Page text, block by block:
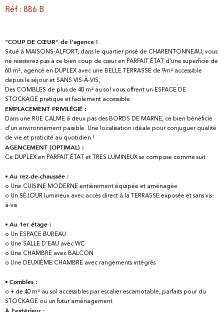
Réf : 886 B
"COUP DE CŒUR" de l’agence !
Situé à MAISONS-ALFORT, dans le quartier prisé de CHARENTONNEAU, vous
ne résisterez pas à ce bien coup de cœur en PARFAIT ÉTAT d’une superficie de
60 m², agencé en DUPLEX avec une BELLE TERRASSE de 9m² accessible
depuis le séjour et SANS VIS-À-VIS,
Des COMBLES de plus de 40 m² au sol vous offrent un ESPACE DE
STOCKAGE pratique et facilement accessible.
EMPLACEMENT PRIVILÉGIÉ :
Dans une RUE CALME à deux pas des BORDS DE MARNE, ce bien bénéficie
d’un environnement paisible. Une localisation idéale pour conjuguer qualité
de vie et praticité au quotidien !
AGENCEMENT (OPTIMAL) :
Ce DUPLEX en PARFAIT ÉTAT et TRES LUMINEUX se compose comme suit :
• Au rez-de-chaussée :
o Une CUISINE MODERNE entièrement équipée et aménagée
o Un SÉJOUR lumineux avec accès direct à la TERRASSE exposée et sans vis-
à-vis
• Au 1er étage :
o Un ESPACE BUREAU
o Une SALLE D’EAU avec WC
o Une CHAMBRE avec BALCON
o Une DEUXIÈME CHAMBRE avec rangements intégrés
• Combles :
o + de 40 m² au sol accessibles par escalier escamotable, parfaits pour du
STOCKAGE ou un futur aménagement